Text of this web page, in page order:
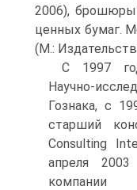
2006),
ценных бумаг.
(М.:
С 1997
Научно-
Гознака, с
старший
Consulting
апреля